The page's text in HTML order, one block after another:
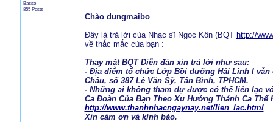
Basso
855 Posts
Chào dungmaibo
Đây là trả lời của Nhạc sĩ Ngoc Kôn (BQT http://
về thắc mắc của bạn :
Thay mặt BQT Diễn đàn xin trả lời như sau:
- Địa điểm tổ chức Lớp Bồi dưỡng Hải Linh I
Châu, số 387 Lê Văn Sỹ, Tân Bình, TPHCM.
- Những ai không tham dự được có thể liên lạc
Ca Đoàn Của Bạn Theo Xu Hướng Thánh Ca
http://www.thanhnhacngaynay.net/lien_lac.html
Xin cám ơn và kính báo.